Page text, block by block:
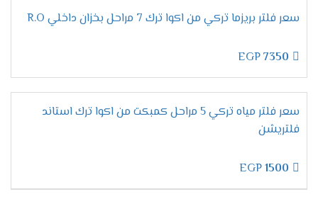
سعر فلتر بريزما تركي من اكوا ترك 7 مراحل بخزان داخلي R.O
7350
سعر فلتر مياه تركي 5 مراحل كمبكت من اكوا ترك استاند
فلتريشن
1500